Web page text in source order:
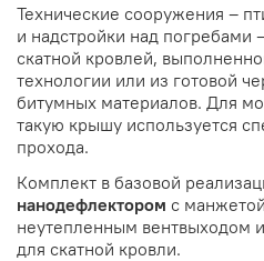
Технические сооружения –
и надстройки над погребами
скатной кровлей,
технологии или из готовой
битумных материалов. Для
такую крышу используется
прохода.
Комплект в базовой
нанодефлектором с
неутепленным вентвыходом
для скатной кровли.